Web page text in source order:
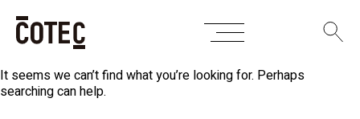
SkipNothing Found
It seems we can’t find what you’re looking for. Perhaps
searching can help.